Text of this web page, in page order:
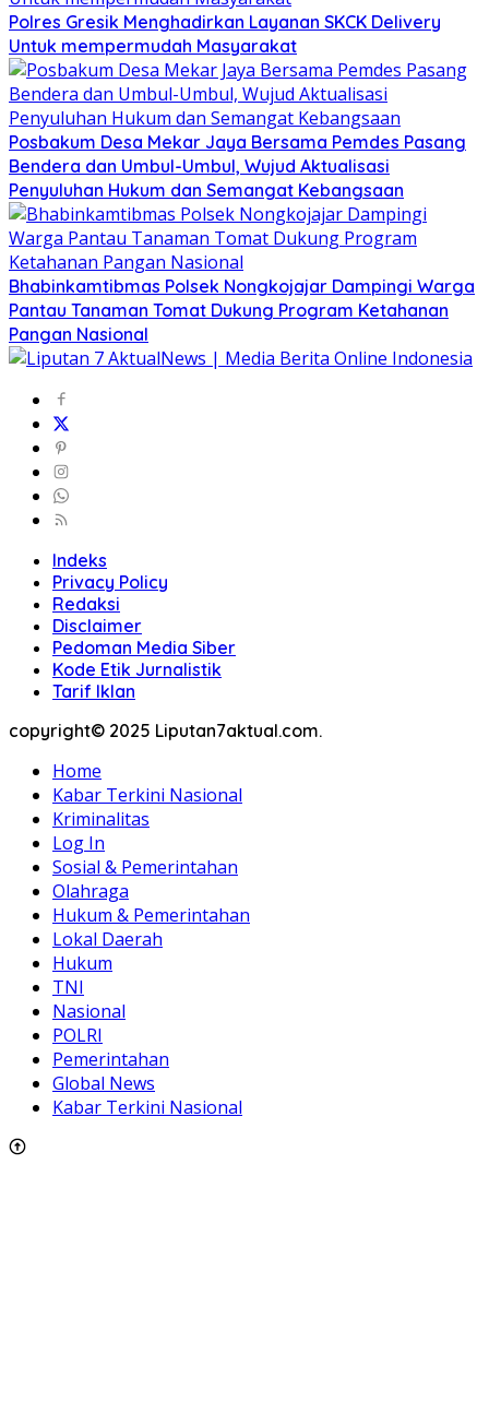
Polres Gresik Menghadirkan Layanan SKCK Delivery
Untuk mempermudah Masyarakat
Posbakum Desa Mekar Jaya Bersama Pemdes Pasang
Bendera dan Umbul-Umbul, Wujud Aktualisasi
Penyuluhan Hukum dan Semangat Kebangsaan
Bhabinkamtibmas Polsek Nongkojajar Dampingi Warga
Pantau Tanaman Tomat Dukung Program Ketahanan
Pangan Nasional
Indeks
Privacy Policy
Redaksi
Disclaimer
Pedoman Media Siber
Kode Etik Jurnalistik
Tarif Iklan
copyright© 2025 Liputan7aktual.com.
Home
Kabar Terkini Nasional
Kriminalitas
Log In
Sosial & Pemerintahan
Olahraga
Hukum & Pemerintahan
Lokal Daerah
Hukum
TNI
Nasional
POLRI
Pemerintahan
Global News
Kabar Terkini Nasional